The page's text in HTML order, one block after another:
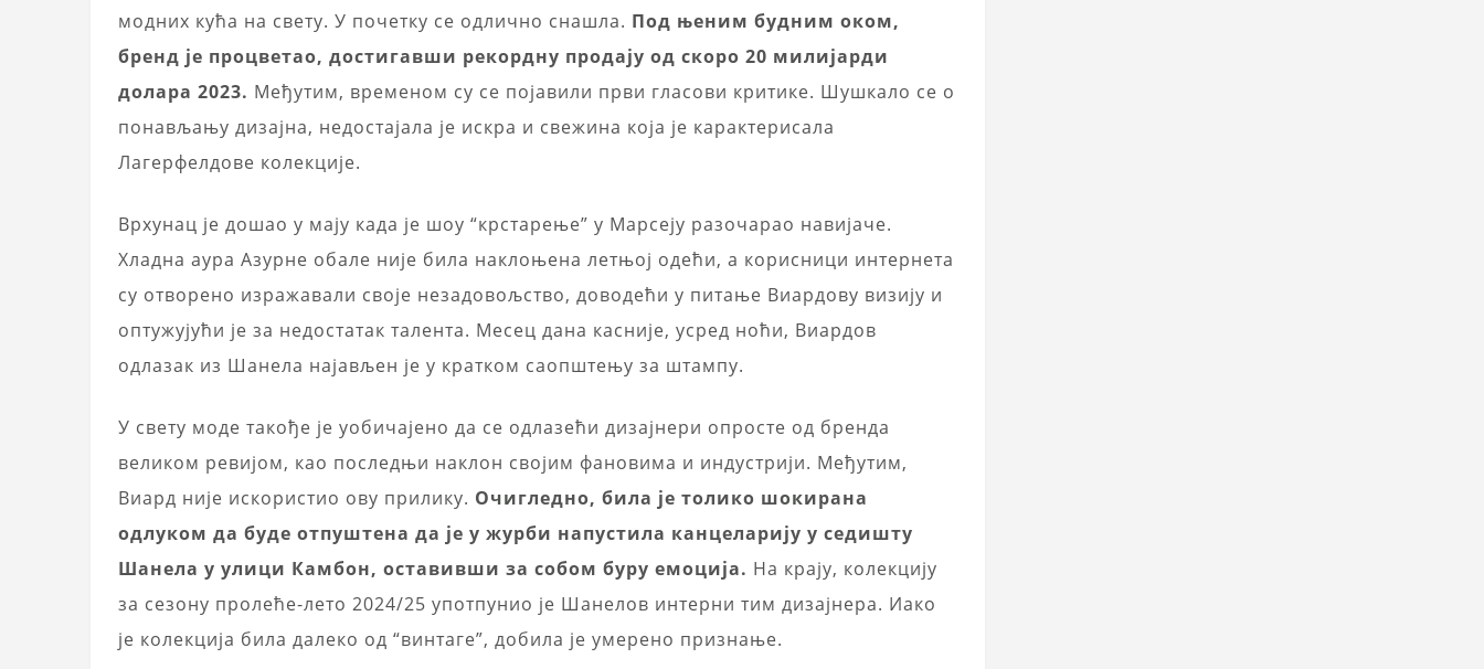
модних кућа на свету. У почетку се одлично снашла. Под њеним будним оком,
бренд је процветао, достигавши рекордну продају од скоро 20 милијарди
долара 2023. Међутим, временом су се појавили први гласови критике. Шушкало се о
понављању дизајна, недостајала је искра и свежина која је карактерисала
Лагерфелдове колекције.
Врхунац је дошао у мају када је шоу “крстарење” у Марсеју разочарао навијаче.
Хладна аура Азурне обале није била наклоњена летњој одећи, а корисници интернета
су отворено изражавали своје незадовољство, доводећи у питање Виардову визију и
оптужујући је за недостатак талента. Месец дана касније, усред ноћи, Виардов
одлазак из Шанела најављен је у кратком саопштењу за штампу.
У свету моде такође је уобичајено да се одлазећи дизајнери опросте од бренда
великом ревијом, као последњи наклон својим фановима и индустрији. Међутим,
Виард није искористио ову прилику. Очигледно, била је толико шокирана
одлуком да буде отпуштена да је у журби напустила канцеларију у седишту
Шанела у улици Камбон, оставивши за собом буру емоција. На крају, колекцију
за сезону пролеће-лето 2024/25 употпунио је Шанелов интерни тим дизајнера. Иако
је колекција била далеко од “винтаге”, добила је умерено признање.